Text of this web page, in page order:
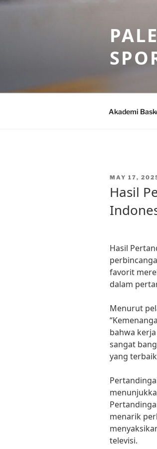
Skip
Akademi
POSTED
MAY 17,
Hasil
Hasil
favorit
dalam
Menurut
bahwa
sangat
yang
menarik
televisi.